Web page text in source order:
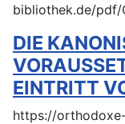
bibliothek.de/pdf/
DIE
EINTRITT
https://